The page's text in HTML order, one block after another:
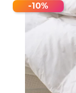
-10%